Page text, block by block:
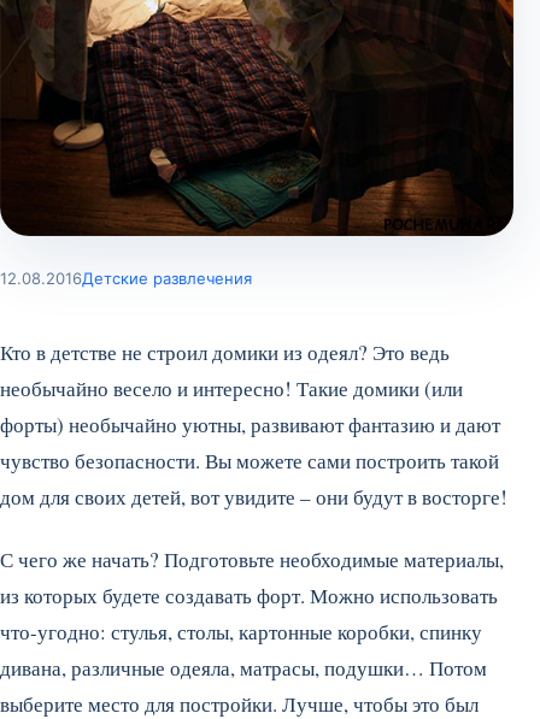
12.08.2016Детские развлечения
Кто в детстве не строил домики из одеял? Это ведь
необычайно весело и интересно! Такие домики (или
форты) необычайно уютны, развивают фантазию и дают
чувство безопасности. Вы можете сами построить такой
дом для своих детей, вот увидите – они будут в восторге!
С чего же начать? Подготовьте необходимые материалы,
из которых будете создавать форт. Можно использовать
что-угодно: стулья, столы, картонные коробки, спинку
дивана, различные одеяла, матрасы, подушки… Потом
выберите место для постройки. Лучше, чтобы это был